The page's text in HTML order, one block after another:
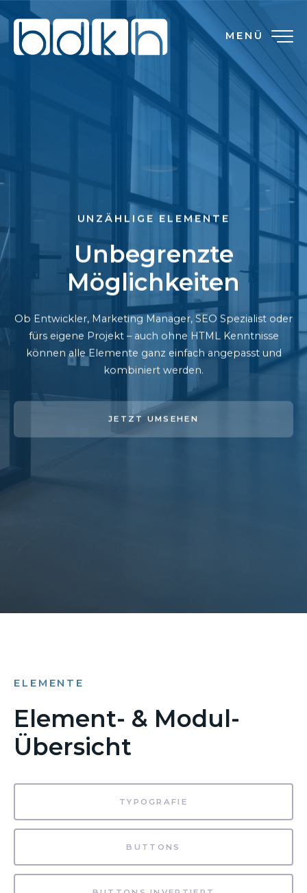
MENÜ
UNZÄHLIGE ELEMENTE
Unbegrenzte
Möglichkeiten
Ob Entwickler, Marketing Manager, SEO Spezialist oder
fürs eigene Projekt – auch ohne HTML Kenntnisse
können alle Elemente ganz einfach angepasst und
kombiniert werden.
JETZT UMSEHEN
ELEMENTE
Element- & Modul-
Übersicht
TYPOGRAFIE
BUTTONS